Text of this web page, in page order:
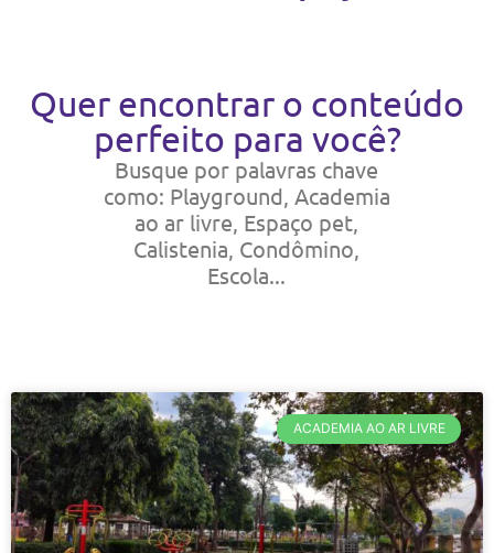
Quer encontrar o conteúdo
perfeito para você?
Busque por palavras chave
como: Playground, Academia
ao ar livre, Espaço pet,
Calistenia, Condômino,
Escola...
ACADEMIA AO AR LIVRE